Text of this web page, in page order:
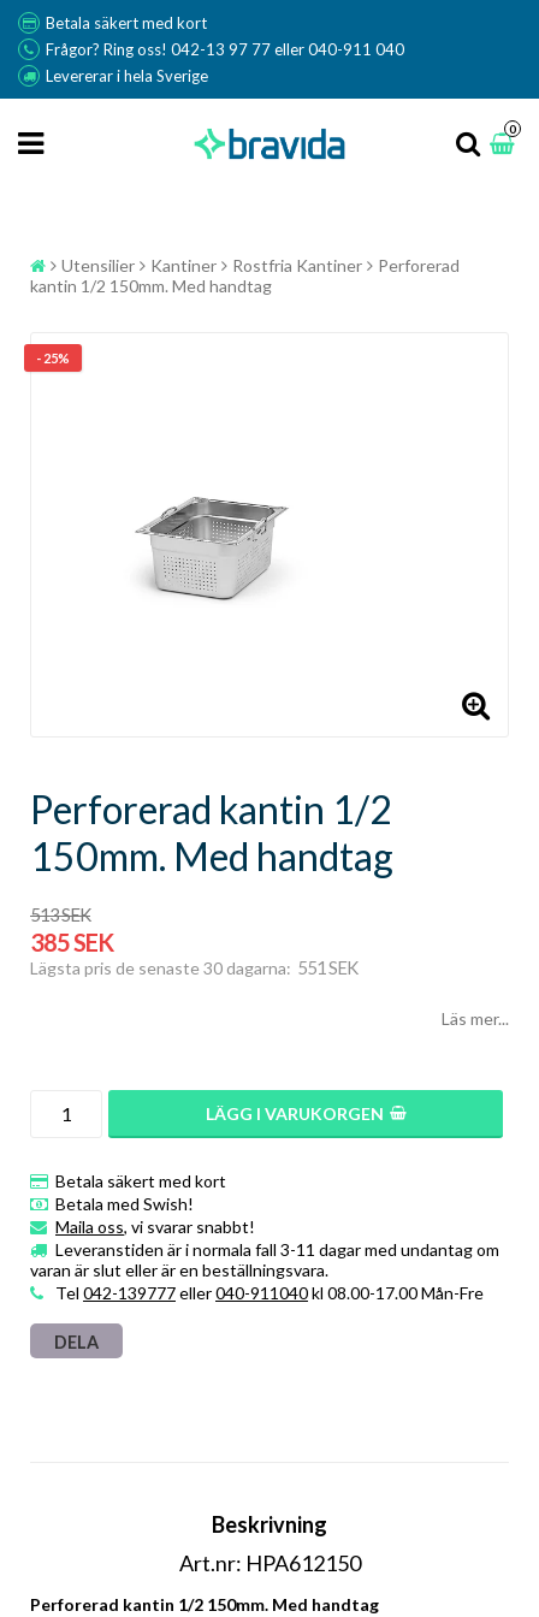
Betala säkert med kort
Frågor? Ring oss! 042-13 97 77 eller 040-911 040
Levererar i hela Sverige
0
Utensilier Kantiner Rostfria Kantiner
Perforerad
kantin 1/2 150mm. Med handtag
- 25%
Perforerad kantin 1/2
150mm. Med handtag
513 SEK
385 SEK
Lägsta pris de senaste 30 dagarna 551 SEK
Läs mer...
LÄGG I VARUKORGEN
Betala säkert med kort
Betala med Swish!
Maila oss, vi svarar snabbt!
Leveranstiden är i normala fall 3-11 dagar med undantag om
varan är slut eller är en beställningsvara.
Tel 042-139777eller040-911040kl 08.00-17.00 Mån-Fre
DELA
Beskrivning
Art.nr: HPA612150
Perforerad kantin 1/2 150mm. Med handtag